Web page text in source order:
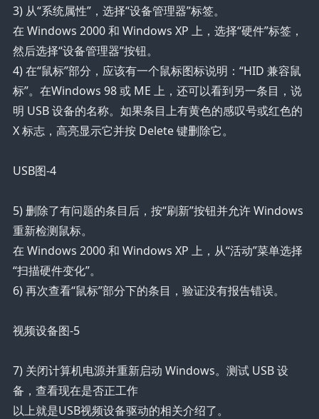
3) 从“系统属性”，选择“设备管理器”标签。
在 Windows 2000 和 Windows XP 上，选择“硬件”标签，
然后选择“设备管理器”按钮。
4) 在“鼠标”部分，应该有一个鼠标图标说明：“HID 兼容鼠
标”。在Windows 98 或 ME 上，还可以看到另一条目，说
明 USB 设备的名称。如果条目上有黄色的感叹号或红色的
X 标志，高亮显示它并按 Delete 键删除它。
USB图-4
5) 删除了有问题的条目后，按“刷新”按钮并允许 Windows
重新检测鼠标。
在 Windows 2000 和 Windows XP 上，从“活动”菜单选择
“扫描硬件变化”。
6) 再次查看“鼠标”部分下的条目，验证没有报告错误。
视频设备图-5
7) 关闭计算机电源并重新启动 Windows。测试 USB 设
备，查看现在是否正工作
以上就是USB视频设备驱动的相关介绍了。